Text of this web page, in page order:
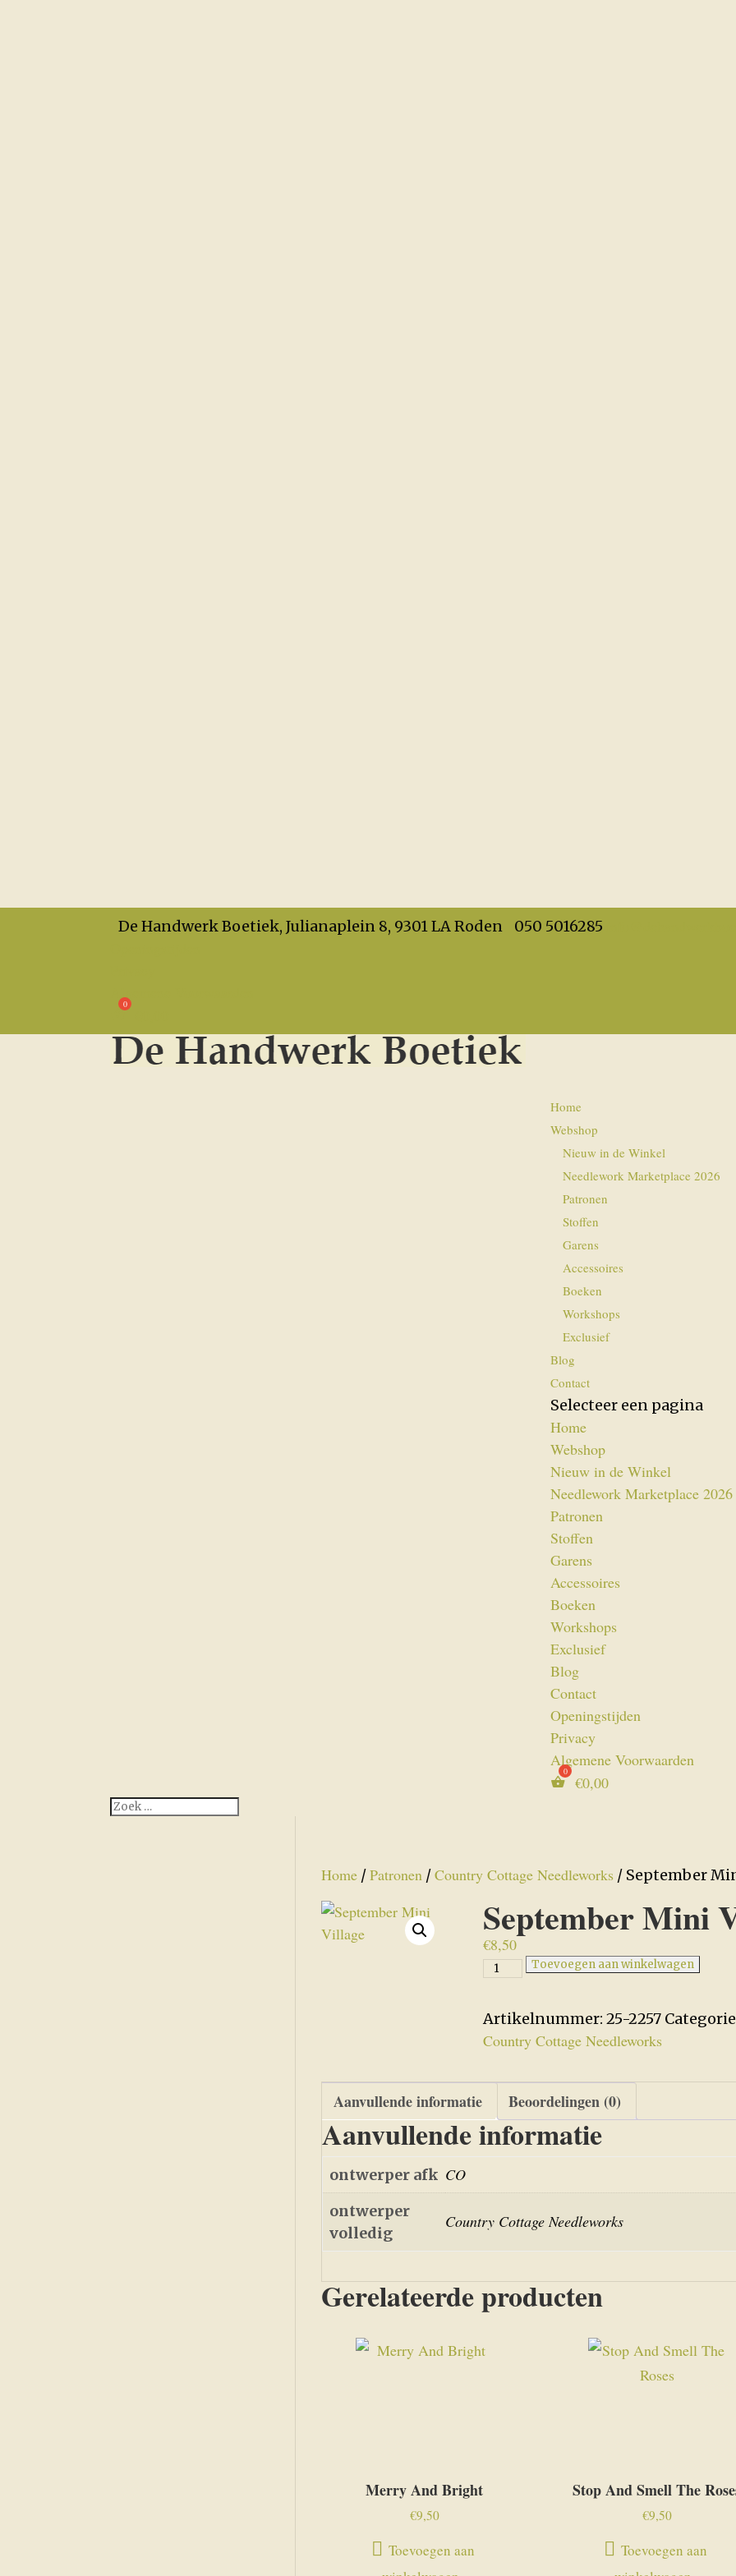
De Handwerk Boetiek, Julianaplein 8, 9301 LA Roden 050 5016285
Algemene Voorwaarden
Home
Webshop
Nieuw in de Winkel
Needlework Marketplace 2026
Patronen
Stoffen
Garens
Accessoires
Boeken
Workshops
Exclusief
Blog
Contact
Selecteer een pagina
Home
Webshop
Nieuw in de Winkel
Needlework Marketplace 2026
Patronen
Stoffen
Garens
Accessoires
Boeken
Workshops
Exclusief
Blog
Contact
Openingstijden
Privacy
Algemene Voorwaarden
€0,00
Home /Patronen /Country Cottage Needleworks / September
September Mini
€8,50
September
Village
aantal
Toevoegen aan winkelwagen
Artikelnummer: 25-2257
Country Cottage Needleworks
Aanvullende informatie Beoordelingen (0)
Aanvullende informatie
ontwerper afk CO
ontwerper
volledig
Country Cottage Needleworks
Gerelateerde producten
Merry And Bright
€9,50
Toevoegen aan
Stop And Smell The
€9,50
Toevoegen aan